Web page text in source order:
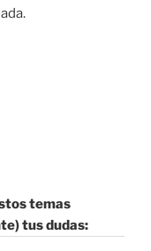
temas
tus dudas: